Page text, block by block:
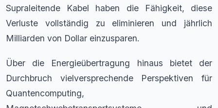
Supraleitende Kabel haben die Fähigkeit, diese
Verluste vollständig zu eliminieren und jährlich
Milliarden von Dollar einzusparen.
Über die Energieübertragung hinaus bietet der
Durchbruch vielversprechende Perspektiven für
Quantencomputing,